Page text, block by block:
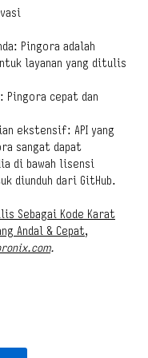
Pingora adalah
layanan yang ditulis
Pingora cepat dan
ekstensif: API yang
sangat dapat
di bawah lisensi
diunduh dari GitHub.
Sebagai Kode Karat
Andal & Cepat,
.